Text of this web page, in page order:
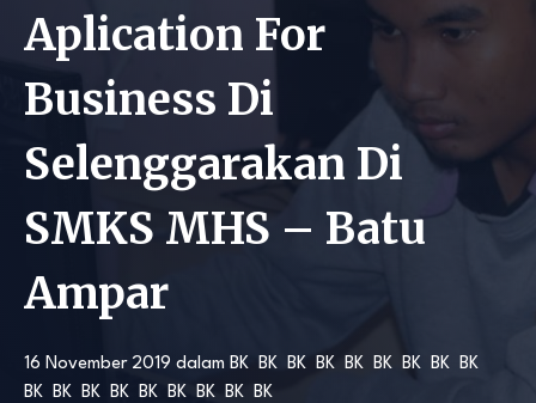
Aplication For
Business Di
Selenggarakan Di
SMKS MHS – Batu
Ampar
16 November 2019 dalam BK BK BK BK BK BK BK BK BK
BK BK BK BK BK BK BK BK BK